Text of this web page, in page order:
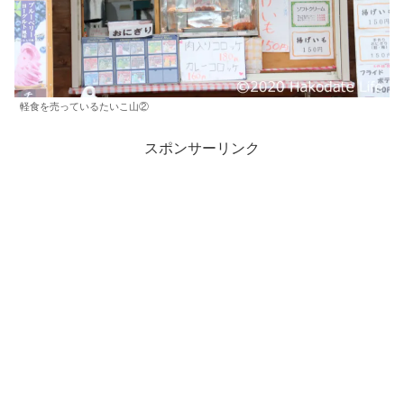
軽食を売っているたいこ山②
スポンサーリンク